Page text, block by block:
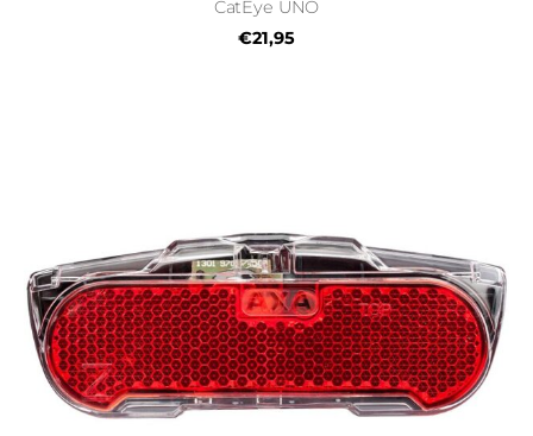
CatEye UNO
€21,95